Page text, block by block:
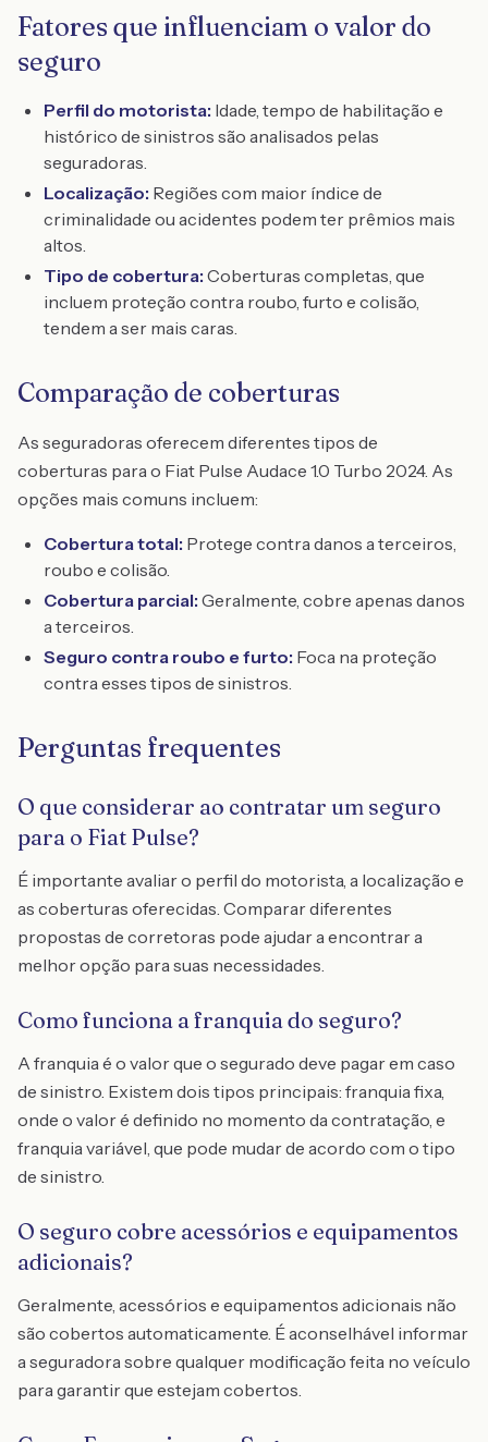
Fatores que influenciam o valor do
seguro
Perfil do motorista: Idade, tempo de habilitação e
histórico de sinistros são analisados pelas
seguradoras.
Localização: Regiões com maior índice de
criminalidade ou acidentes podem ter prêmios mais
altos.
Tipo de cobertura: Coberturas completas, que
incluem proteção contra roubo, furto e colisão,
tendem a ser mais caras.
Comparação de coberturas
As seguradoras oferecem diferentes tipos de
coberturas para o Fiat Pulse Audace 1.0 Turbo 2024. As
opções mais comuns incluem:
Cobertura total: Protege contra danos a terceiros,
roubo e colisão.
Cobertura parcial: Geralmente, cobre apenas danos
a terceiros.
Seguro contra roubo e furto: Foca na proteção
contra esses tipos de sinistros.
Perguntas frequentes
O que considerar ao contratar um seguro
para o Fiat Pulse?
É importante avaliar o perfil do motorista, a localização e
as coberturas oferecidas. Comparar diferentes
propostas de corretoras pode ajudar a encontrar a
melhor opção para suas necessidades.
Como funciona a franquia do seguro?
A franquia é o valor que o segurado deve pagar em caso
de sinistro. Existem dois tipos principais: franquia fixa,
onde o valor é definido no momento da contratação, e
franquia variável, que pode mudar de acordo com o tipo
de sinistro.
O seguro cobre acessórios e equipamentos
adicionais?
Geralmente, acessórios e equipamentos adicionais não
são cobertos automaticamente. É aconselhável informar
a seguradora sobre qualquer modificação feita no veículo
para garantir que estejam cobertos.